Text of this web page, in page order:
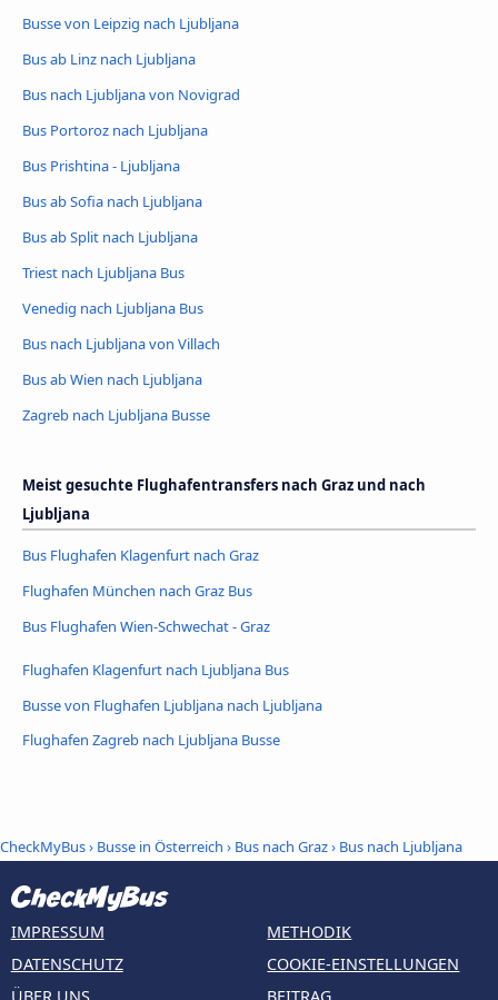
Busse von Leipzig nach Ljubljana
Bus ab Linz nach Ljubljana
Bus nach Ljubljana von Novigrad
Bus Portoroz nach Ljubljana
Bus Prishtina - Ljubljana
Bus ab Sofia nach Ljubljana
Bus ab Split nach Ljubljana
Triest nach Ljubljana Bus
Venedig nach Ljubljana Bus
Bus nach Ljubljana von Villach
Bus ab Wien nach Ljubljana
Zagreb nach Ljubljana Busse
Meist gesuchte Flughafentransfers nach Graz und nach
Ljubljana
Bus Flughafen Klagenfurt nach Graz
Flughafen München nach Graz Bus
Bus Flughafen Wien-Schwechat - Graz
Flughafen Klagenfurt nach Ljubljana Bus
Busse von Flughafen Ljubljana nach Ljubljana
Flughafen Zagreb nach Ljubljana Busse
CheckMyBus› Busse in Österreich › Bus nach Graz› Bus nach Ljubljana
IMPRESSUM
DATENSCHUTZ
METHODIK
COOKIE-EINSTELLUNGEN